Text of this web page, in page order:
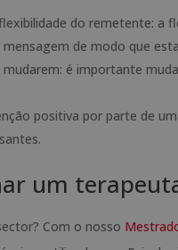
do remetente: a
de modo que
é importante
positiva por parte de
um
Com o nosso